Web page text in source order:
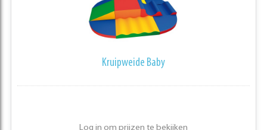
Kruipweide Baby
Log in om prijzen te bekijken